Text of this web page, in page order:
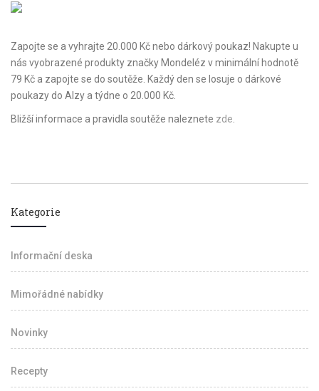
Zapojte se a vyhrajte 20.000 Kč nebo dárkový poukaz! Nakupte u
nás vyobrazené produkty značky Mondeléz v minimální hodnotě
79 Kč a zapojte se do soutěže. Každý den se losuje o dárkové
poukazy do Alzy a týdne o 20.000 Kč.
Bližší informace a pravidla soutěže naleznete zde
Kategorie
Informační deska
Mimořádné nabídky
Novinky
Recepty